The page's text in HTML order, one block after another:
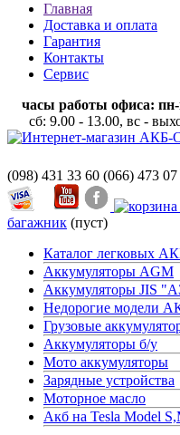
Главная
Доставка и оплата
Гарантия
Контакты
Сервис
часы работы офиса: пн-
сб: 9.00 - 13.00, вс -
(098) 431 33 60 (066) 473 07
багажник (пуст)
Каталог легковых
Аккумуляторы AGM
Аккумуляторы JIS
Недорогие модели
Грузовые
Аккумуляторы б/у
Мото аккумуляторы
Зарядные устройства
Моторное масло
Акб на Tesla Model